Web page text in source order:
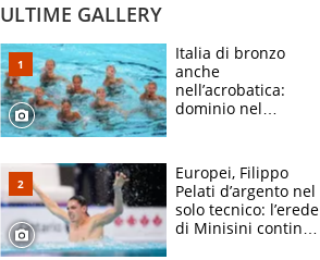
ULTIME GALLERY
Italia di bronzo
anche
nell’acrobatica:
dominio nel
e compagni
continuare
Europei, Filippo
Pelati d’argento nel
solo tecnico: l’erede
di Minisini continua